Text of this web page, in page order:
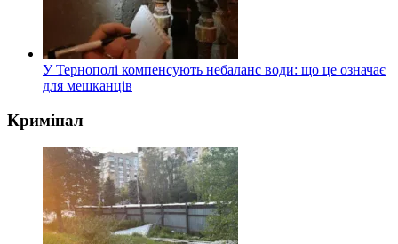
У Тернополі компенсують небаланс води: що це означає
для мешканців
Кримінал